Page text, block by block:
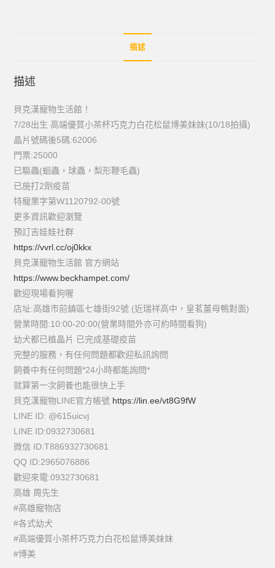
描述
描述
貝克漢寵物生活館！
7/28出生 高端優質小茶杯巧克力白花松鼠博美妹妹(10/18拍攝)
晶片號碼後5碼:62006
門票:25000
已驅蟲(蛔蟲，球蟲，梨形鞭毛蟲)
已施打2劑疫苗
特寵業字第W1120792-00號
更多資訊歡迎瀏覽
預訂吉娃娃社群
https://vvrl.cc/oj0kkx
貝克漢寵物生活館 官方網站
https://www.beckhampet.com/
歡迎現場看狗喔
店址:高雄市前鎮區七雄街92號 (近瑞祥高中，皇茗薑母鴨對面)
營業時間:10:00-20:00(營業時間外亦可約時間看狗)
幼犬都已植晶片 已完成基礎疫苗
完整的服務，有任何問題都歡迎私訊詢問
飼養中有任何問題*24小時都能詢問*
就算第一次飼養也能很快上手
貝克漢寵物LINE官方帳號 https://lin.ee/vt8G9fW
LINE ID: @615uicvj
LINE ID:0932730681
微信 ID:T886932730681
QQ ID:2965076886
歡迎來電:0932730681
高雄 周先生
#高雄寵物店
#各式幼犬
#高端優質小茶杯巧克力白花松鼠博美妹妹
#博美